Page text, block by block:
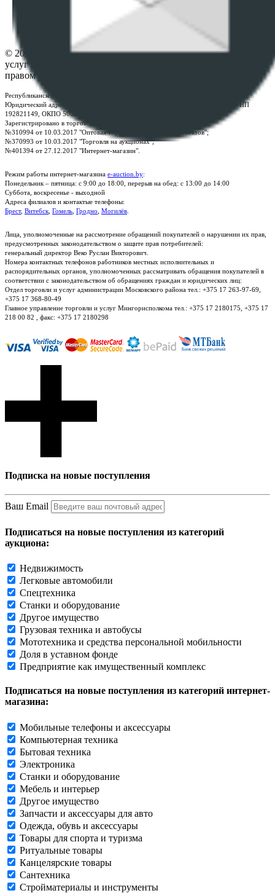
Настройки cookie-файлов
© 2026 Республиканское унитарное предприятие по оказанию
услуг "БелЮрОбеспечение" - Все права защищены авторским
правом
Республиканское унитарное предприятие по оказанию услуг "БелЮрОбеспечение"
Юридический адрес: г. Минск, пр-т. Дзержинского, 1Б, e-mail:
, УНП
192821149, ОКПО 500111895000
Зарегистрировано в торговом реестре Республики Беларусь:
№310994 от 10.03.2017 "Оптовая торговля без торговых объектов";
№370993 от 10.03.2017 "Торговля на аукционах";
№401394 от 27.12.2017 "Интернет-магазин".
Режим работы интернет-магазина e-auction.by:
Понедельник – пятница: с 9:00 до 18:00, перерыв на обед: с 13:00 до 14:00
Суббота, воскресенье - выходной
Адреса филиалов и контактые телефоны:
Брест, Витебск Гомель Гродно Могилёв
Лица, уполномоченные на рассмотрение обращений покупателей о нарушении их прав,
предусмотренных законодательством о защите прав потребителей:
генеральный директор Веко Руслан Викторович.
Номера контактных телефонов работников местных исполнительных и
распорядительных органов, уполномоченных рассматривать обращения покупателей в
соответствии с законодательством об обращениях граждан и юридических лиц:
Отдел торговли и услуг администрации Московского района тел.: +375 17 263-97-69,
+375 17 368-80-49
Главное управление торговли и услуг Мингорисполкома тел.: +375 17 2180175, +375 17
218 00 82 , факс: +375 17 2180298
Подписка на новые поступления
Ваш Email
Подписаться на новые поступления из категорий
аукциона:
Недвижимость
Легковые автомобили
Спецтехника
Станки и оборудование
Другое имущество
Грузовая техника и автобусы
Мототехника и средства персональной мобильности
Доля в уставном фонде
Предприятие как имущественный комплекс
Подписаться на новые поступления из категорий интернет-
магазина:
Мобильные телефоны и аксессуары
Компьютерная техника
Бытовая техника
Электроника
Станки и оборудование
Мебель и интерьер
Другое имущество
Запчасти и аксессуары для авто
Одежда, обувь и аксессуары
Товары для спорта и туризма
Ритуальные товары
Канцелярские товары
Сантехника
Стройматериалы и инструменты